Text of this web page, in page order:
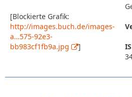
[Blockierte Grafik:
http://images.buch.de/images-
a…575-92e3-
bb983cf1fb9a.jpg
]